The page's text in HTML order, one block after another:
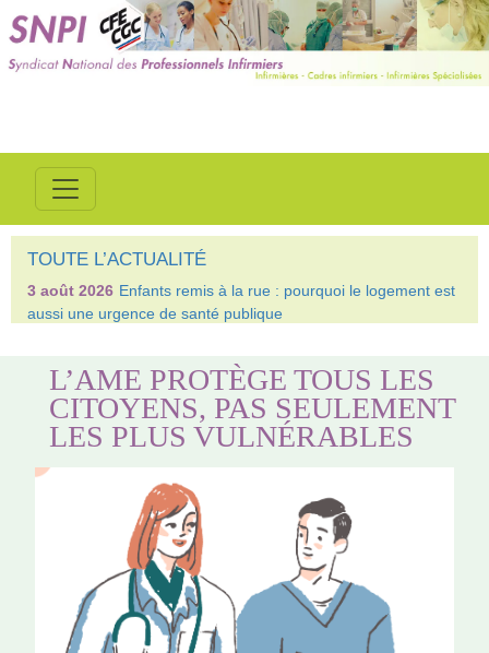
TOUTE L’ACTUALITÉ
3 août 2026 Enfants remis à la rue : pourquoi le logement est
aussi une urgence de santé publique
L’AME PROTÈGE TOUS LES
CITOYENS, PAS SEULEMENT
LES PLUS VULNÉRABLES